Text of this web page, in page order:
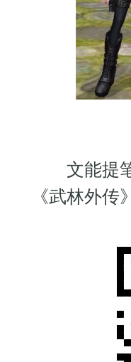
文能提笔
《武林外传